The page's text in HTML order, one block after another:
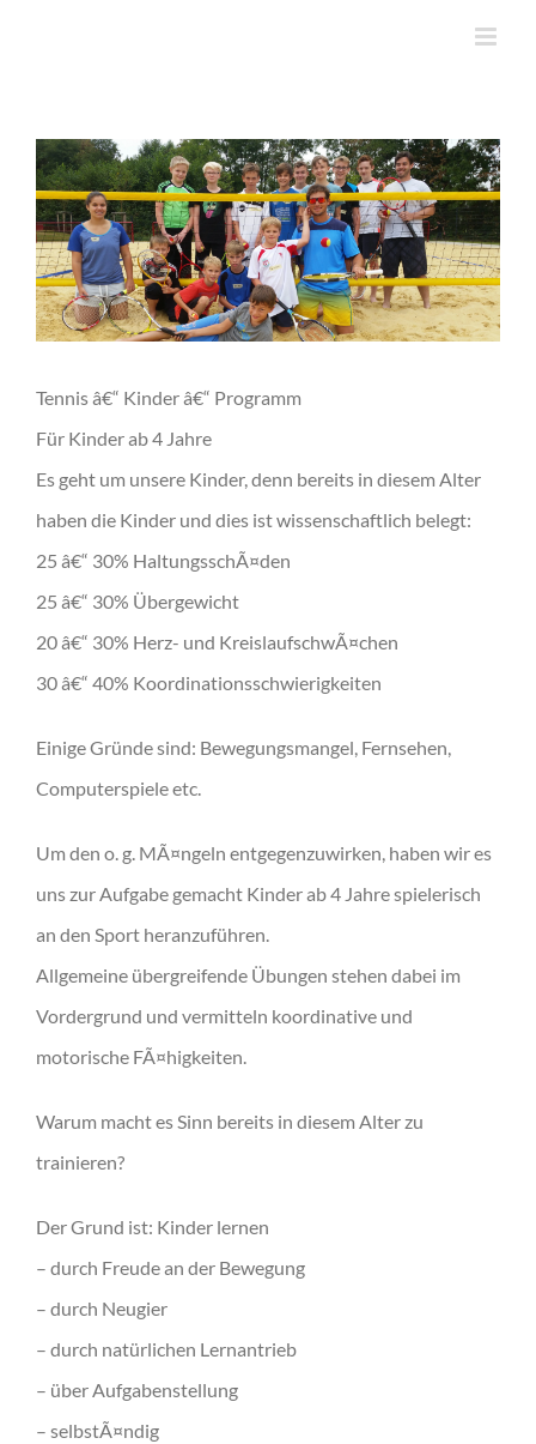
Tennis â€“ Kinder â€“ Programm
Für Kinder ab 4 Jahre
Es geht um unsere Kinder, denn bereits in diesem Alter
haben die Kinder und dies ist wissenschaftlich belegt:
25 â€“ 30% HaltungsschÃ¤den
25 â€“ 30% Übergewicht
20 â€“ 30% Herz- und KreislaufschwÃ¤chen
30 â€“ 40% Koordinationsschwierigkeiten
Einige Gründe sind: Bewegungsmangel, Fernsehen,
Computerspiele etc.
Um den o. g. MÃ¤ngeln entgegenzuwirken, haben wir es
uns zur Aufgabe gemacht Kinder ab 4 Jahre spielerisch
an den Sport heranzuführen.
Allgemeine übergreifende Übungen stehen dabei im
Vordergrund und vermitteln koordinative und
motorische FÃ¤higkeiten.
Warum macht es Sinn bereits in diesem Alter zu
trainieren?
Der Grund ist: Kinder lernen
– durch Freude an der Bewegung
– durch Neugier
– durch natürlichen Lernantrieb
– über Aufgabenstellung
– selbstÃ¤ndig